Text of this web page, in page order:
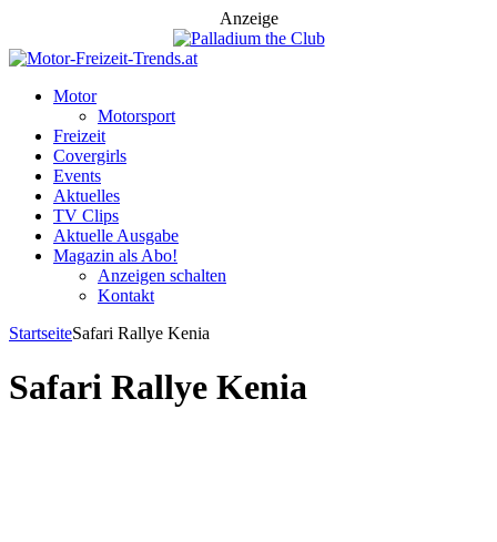
Anzeige
Motor
Motorsport
Freizeit
Covergirls
Events
Aktuelles
TV Clips
Aktuelle Ausgabe
Magazin als Abo!
Anzeigen schalten
Kontakt
StartseiteSafari Rallye Kenia
Safari Rallye Kenia